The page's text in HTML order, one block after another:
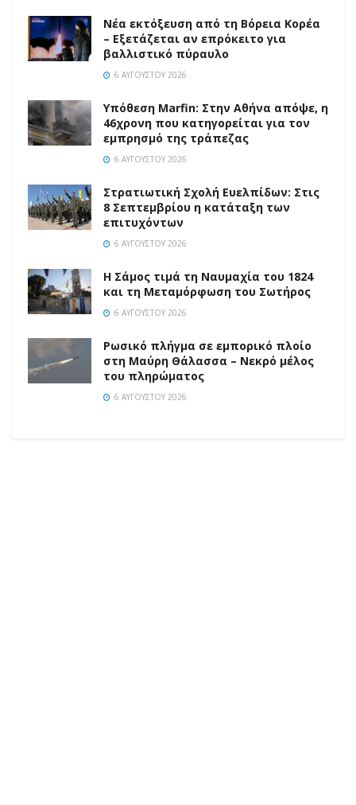
Νέα εκτόξευση από τη Βόρεια Κορέα
– Εξετάζεται αν επρόκειτο για
βαλλιστικό πύραυλο
6 ΑΥΓΟΎΣΤΟΥ 2026
Υπόθεση Marfin: Στην Αθήνα απόψε, η
46χρονη που κατηγορείται για τον
εμπρησμό της τράπεζας
6 ΑΥΓΟΎΣΤΟΥ 2026
Στρατιωτική Σχολή Ευελπίδων: Στις
8 Σεπτεμβρίου η κατάταξη των
επιτυχόντων
6 ΑΥΓΟΎΣΤΟΥ 2026
Η Σάμος τιμά τη Ναυμαχία του 1824
και τη Μεταμόρφωση του Σωτήρος
6 ΑΥΓΟΎΣΤΟΥ 2026
Ρωσικό πλήγμα σε εμπορικό πλοίο
στη Μαύρη Θάλασσα – Νεκρό μέλος
του πληρώματος
6 ΑΥΓΟΎΣΤΟΥ 2026